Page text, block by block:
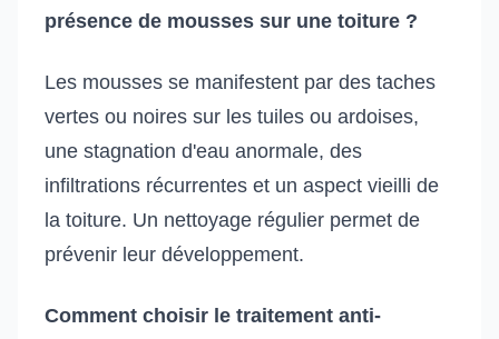
présence de mousses sur une toiture ?
Les mousses se manifestent par des taches
vertes ou noires sur les tuiles ou ardoises,
une stagnation d'eau anormale, des
infiltrations récurrentes et un aspect vieilli de
la toiture. Un nettoyage régulier permet de
prévenir leur développement.
Comment choisir le traitement anti-